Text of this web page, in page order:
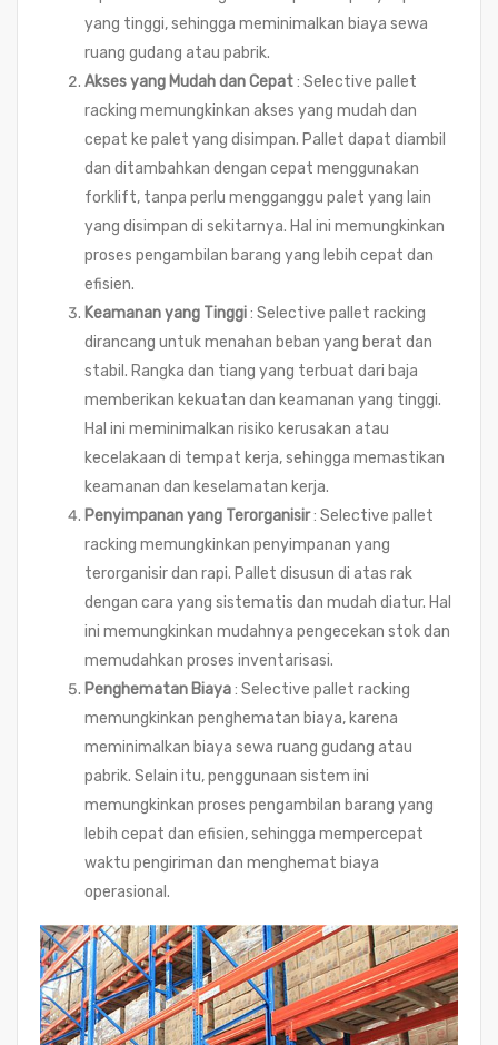
yang tinggi, sehingga meminimalkan biaya sewa
ruang gudang atau pabrik.
Akses yang Mudah dan Cepat: Selective pallet
racking memungkinkan akses yang mudah dan
cepat ke palet yang disimpan. Pallet dapat diambil
dan ditambahkan dengan cepat menggunakan
forklift, tanpa perlu mengganggu palet yang lain
yang disimpan di sekitarnya. Hal ini memungkinkan
proses pengambilan barang yang lebih cepat dan
efisien.
Keamanan yang Tinggi: Selective pallet racking
dirancang untuk menahan beban yang berat dan
stabil. Rangka dan tiang yang terbuat dari baja
memberikan kekuatan dan keamanan yang tinggi.
Hal ini meminimalkan risiko kerusakan atau
kecelakaan di tempat kerja, sehingga memastikan
keamanan dan keselamatan kerja.
Penyimpanan yang Terorganisir: Selective pallet
racking memungkinkan penyimpanan yang
terorganisir dan rapi. Pallet disusun di atas rak
dengan cara yang sistematis dan mudah diatur. Hal
ini memungkinkan mudahnya pengecekan stok dan
memudahkan proses inventarisasi.
Penghematan Biaya: Selective pallet racking
memungkinkan penghematan biaya, karena
meminimalkan biaya sewa ruang gudang atau
pabrik. Selain itu, penggunaan sistem ini
memungkinkan proses pengambilan barang yang
lebih cepat dan efisien, sehingga mempercepat
waktu pengiriman dan menghemat biaya
operasional.